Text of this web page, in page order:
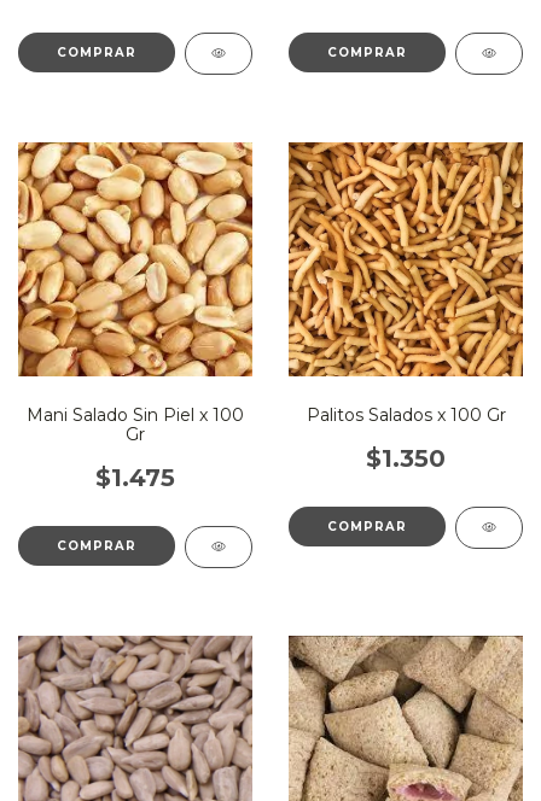
Mani Salado Sin Piel x 100
Gr
$1.475
Palitos Salados x 100 Gr
$1.350